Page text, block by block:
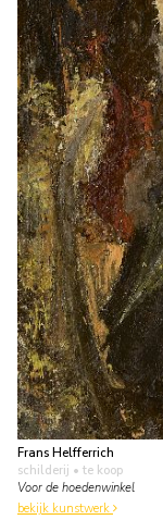
Frans Helfferrich
schilderij • te koop
Voor de hoedenwinkel
bekijk kunstwerk